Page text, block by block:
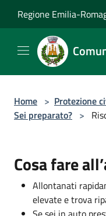
Regione Emilia-
Home > Protezione
Sei preparato? >
Cosa fare
Allontanati
elevate e trova